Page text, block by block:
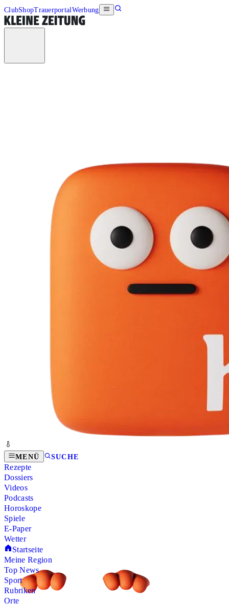
ClubShopTrauerportalWerbung
MENÜ SUCHE
Rezepte
Dossiers
Videos
Podcasts
Horoskope
Spiele
E-Paper
Wetter
Startseite
Meine Region
Top News
Sport
Rubriken
Orte